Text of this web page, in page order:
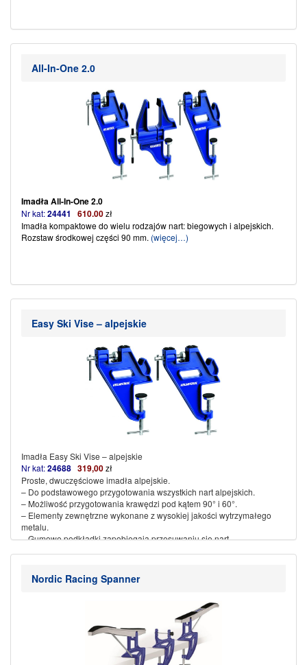
All-In-One 2.0
Imadła All-In-One 2.0
Nr kat:24441 610.00zł
Imadła kompaktowe do wielu rodzajów nart: biegowych i alpejskich.
Rozstaw środkowej części 90 mm. (więcej…)
Easy Ski Vise – alpejskie
Imadła Easy Ski Vise – alpejskie
Nr kat:24688 319,00zł
Proste, dwuczęściowe imadła alpejskie.
– Do podstawowego przygotowania wszystkich nart alpejskich.
– Możliwość przygotowania krawędzi pod kątem 90° i 60°.
– Elementy zewnętrzne wykonane z wysokiej jakości wytrzymałego
metalu.
– Gumowe podkładki zapobiegają przesuwaniu się nart.
(więcej…)
Nordic Racing Spanner